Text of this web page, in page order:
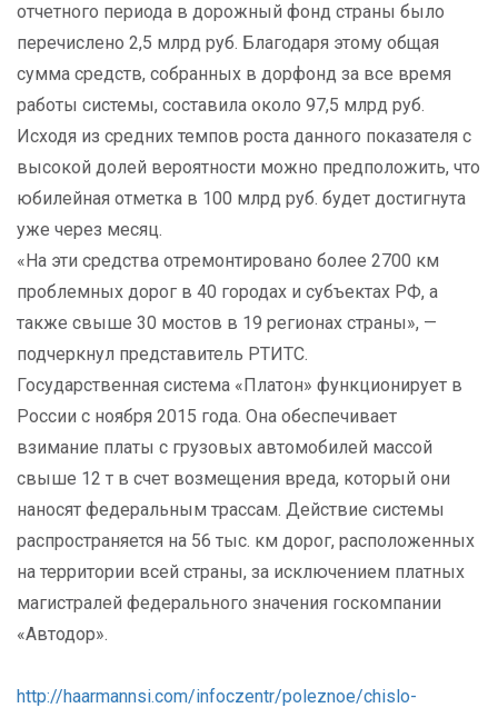
отчетного периода в дорожный фонд страны было
перечислено 2,5 млрд руб. Благодаря этому общая
сумма средств, собранных в дорфонд за все время
работы системы, составила около 97,5 млрд руб.
Исходя из средних темпов роста данного показателя с
высокой долей вероятности можно предположить, что
юбилейная отметка в 100 млрд руб. будет достигнута
уже через месяц.
«На эти средства отремонтировано более 2700 км
проблемных дорог в 40 городах и субъектах РФ, а
также свыше 30 мостов в 19 регионах страны», —
подчеркнул представитель РТИТС.
Государственная система «Платон» функционирует в
России с ноября 2015 года. Она обеспечивает
взимание платы с грузовых автомобилей массой
свыше 12 т в счет возмещения вреда, который они
наносят федеральным трассам. Действие системы
распространяется на 56 тыс. км дорог, расположенных
на территории всей страны, за исключением платных
магистралей федерального значения госкомпании
«Автодор».
http://haarmannsi.com/infoczentr/poleznoe/chislo-